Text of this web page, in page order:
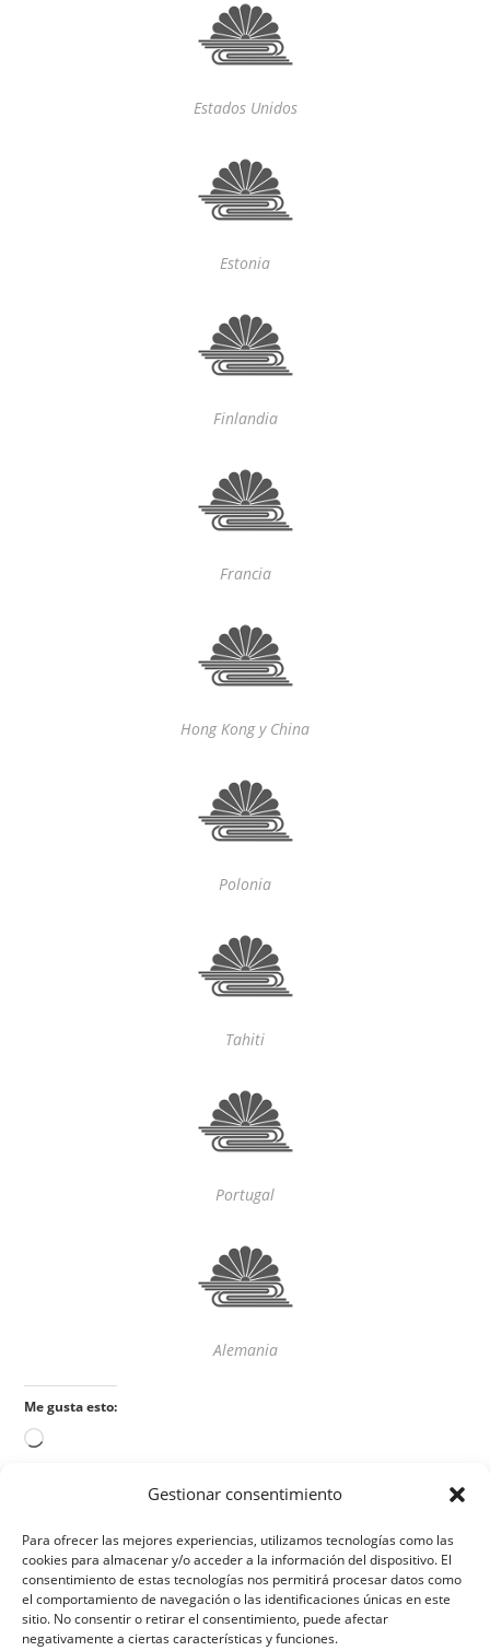
Gestionar consentimiento
Para ofrecer las mejores experiencias, utilizamos tecnologías como las
cookies para almacenar y/o acceder a la información del dispositivo. El
consentimiento de estas tecnologías nos permitirá procesar datos como
el comportamiento de navegación o las identificaciones únicas en este
sitio. No consentir o retirar el consentimiento, puede afectar
negativamente a ciertas características y funciones.
Estados Unidos
Estonia
Finlandia
Francia
Hong Kong y China
Polonia
Tahiti
Portugal
Alemania
Me gusta esto: